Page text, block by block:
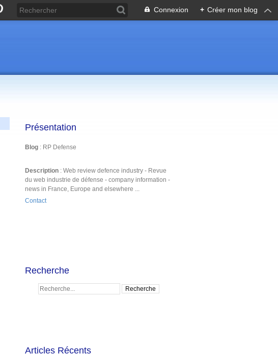
Connexion + Créer mon blog
Présentation
Blog : RP Defense
Description : Web review defence industry - Revue
du web industrie de défense - company information -
news in France, Europe and elsewhere ...
Contact
Recherche
Articles Récents